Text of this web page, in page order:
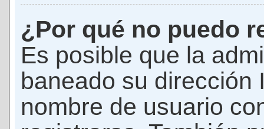
¿Por qué no puedo
Es posible que la
baneado su dirección
nombre de usuario